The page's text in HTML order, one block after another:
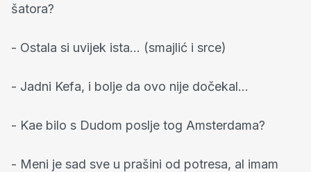
šatora?
- Ostala si uvijek ista… (smajlić i srce)
- Jadni Kefa, i bolje da ovo nije dočekal…
- Kae bilo s Dudom poslje tog Amsterdama?
- Meni je sad sve u prašini od potresa, al imam